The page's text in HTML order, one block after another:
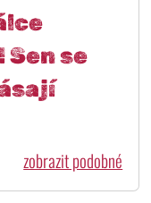
se
zobrazit podobné